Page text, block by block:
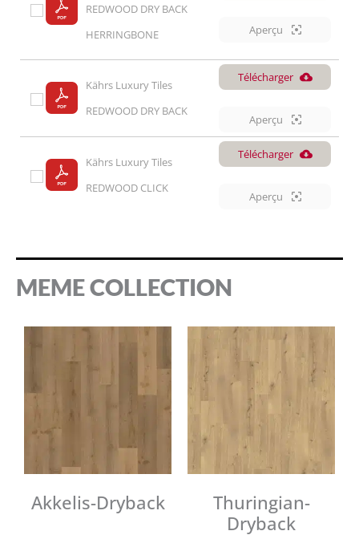
REDWOOD DRY BACK
HERRINGBONE
Aperçu
Kährs Luxury Tiles
REDWOOD DRY BACK
Télécharger
Aperçu
Kährs Luxury Tiles
REDWOOD CLICK
Télécharger
Aperçu
MEME COLLECTION
Akkelis-Dryback
Thuringian-
Dryback